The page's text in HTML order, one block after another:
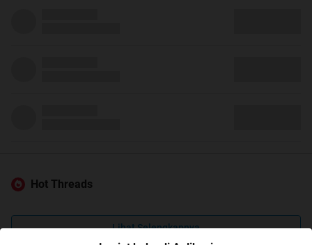
Hot Threads
Lihat Selengkapnya